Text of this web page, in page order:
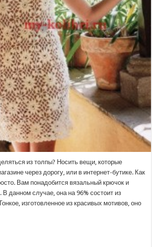
из толпы? Носить вещи, которые
через дорогу, или в интернет-бутике. Как
Вам понадобится вязальный крючок и
данном случае, она на 96% состоит из
изготовленное из красивых мотивов, оно